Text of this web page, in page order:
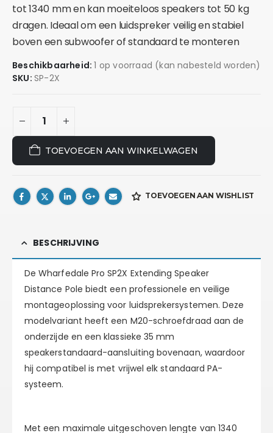
tot 1340 mm en kan moeiteloos speakers tot 50 kg
dragen. Ideaal om een luidspreker veilig en stabiel
boven een subwoofer of standaard te monteren
Beschikbaarheid:1 op voorraad (kan nabesteld worden)
SKU: SP-2X
TOEVOEGEN AAN WINKELWAGEN
TOEVOEGEN AAN WISHLIST
BESCHRIJVING
DeWharfedale Pro SP2X Extending Speaker
Distance Pole biedt een professionele en veilige
montageoplossing voor luidsprekersystemen. Deze
modelvariant heeft een M20-schroefdraad aan de
onderzijde en een klassieke 35 mm
speakerstandaard-aansluiting bovenaan, waardoor
hij compatibel is met vrijwel elk standaard PA-
systeem.
Met een maximale uitgeschoven lengte van 1340